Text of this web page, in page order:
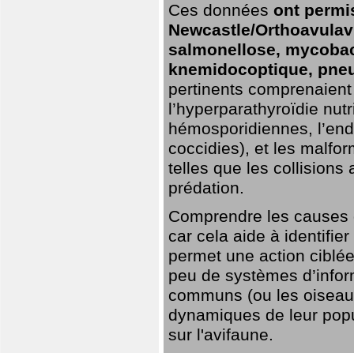
Ces données ont
Newcastle/
salmonellose,
knemidocoptique,
pertinents
l’hyperparathyroïdie
hémosporidiennes,
coccidies), et les
telles que les collisions
prédation.
Comprendre les
car cela aide à
permet une action
peu de systèmes
communs (ou les
dynamiques de leur
sur l'avifaune.